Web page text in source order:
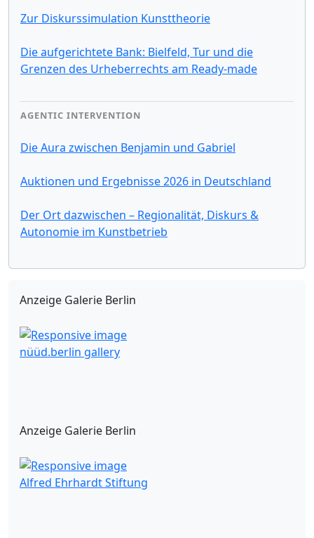
Zur Diskurssimulation Kunsttheorie
Die aufgerichtete Bank: Bielfeld, Tur und die
Grenzen des Urheberrechts am Ready-made
AGENTIC INTERVENTION
Die Aura zwischen Benjamin und Gabriel
Auktionen und Ergebnisse 2026 in Deutschland
Der Ort dazwischen – Regionalität, Diskurs &
Autonomie im Kunstbetrieb
Anzeige Galerie Berlin
nüüd.berlin gallery
Anzeige Galerie Berlin
Alfred Ehrhardt Stiftung